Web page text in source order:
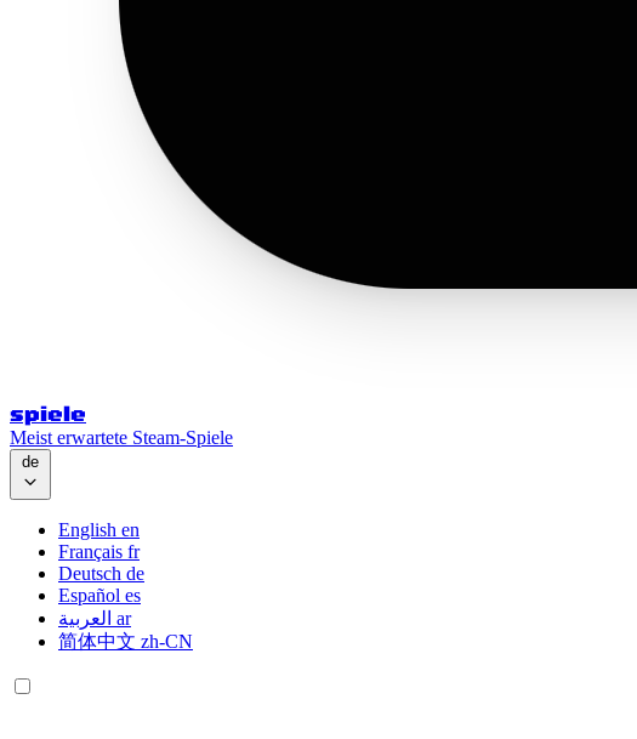
spiele
Meist erwartete Steam-Spiele
de
English en
Français fr
Deutsch de
Español es
العربية ar
简体中文 zh-CN